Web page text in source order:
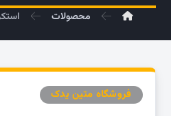
محصولات
فروشگاه متین یدک